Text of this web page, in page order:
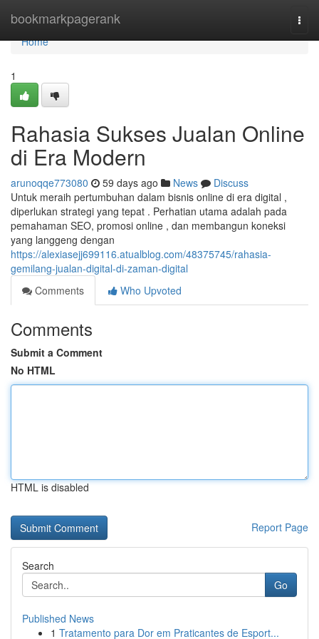
bookmarkpagerank
Home
Home
1
Rahasia Sukses Jualan Online
di Era Modern
arunoqqe773080 59 days ago News
Discuss
Untuk meraih pertumbuhan dalam bisnis online di era digital ,
diperlukan strategi yang tepat . Perhatian utama adalah pada
pemahaman SEO, promosi online , dan membangun koneksi
yang langgeng dengan
https://alexiasejj699116.atualblog.com/48375745/rahasia-
gemilang-jualan-digital-di-zaman-digital
Comments
Who Upvoted
Comments
Submit a Comment
No HTML
HTML is disabled
Report Page
Search
Go
Published News
1 Tratamento para Dor em Praticantes de Esport...